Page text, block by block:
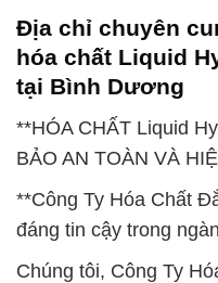
Địa chỉ chuyên
hóa chất Liquid
tại Bình Dương
**HÓA CHẤT Liquid
BẢO AN TOÀN VÀ
**Công Ty Hóa Chất
đáng tin cậy trong
Chúng tôi, Công Ty